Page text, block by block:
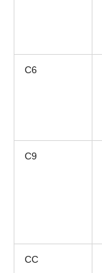
C6
C9
CC